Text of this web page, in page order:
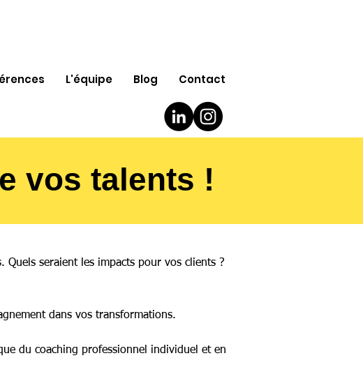
L'équipe Blog Contact
vos talents !
seraient les impacts pour vos clients ?
dans vos transformations.
du coaching professionnel individuel et en